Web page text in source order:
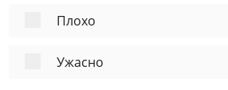
Плохо
Ужасно